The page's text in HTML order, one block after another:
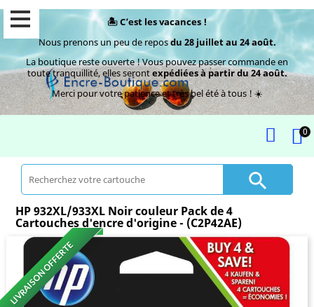
🏝️ C’est les vacances !
Nous prenons un peu de reposdu 28 juillet au 24 août.
La boutique reste ouverte ! Vous pouvez passer commande en
toute tranquillité, elles serontexpédiées à partir du 24 août.
Merci pour votre patience et très bel été à tous ! ☀️
0

HP 932XL/933XL Noir couleur Pack de 4
Cartouches d'encre d'origine - (C2P42AE)
LIVRAISON OFFERTE